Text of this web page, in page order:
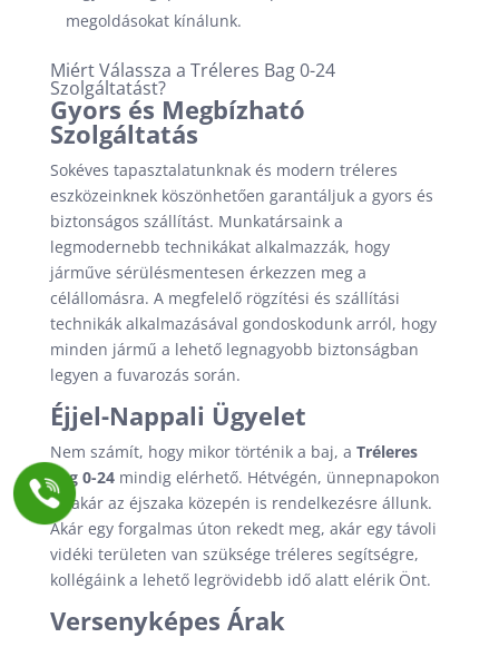
megoldásokat kínálunk.
Miért Válassza a Tréleres Bag 0-24
Szolgáltatást?
Gyors és Megbízható
Szolgáltatás
Sokéves tapasztalatunknak és modern tréleres
eszközeinknek köszönhetően garantáljuk a gyors és
biztonságos szállítást. Munkatársaink a
legmodernebb technikákat alkalmazzák, hogy
járműve sérülésmentesen érkezzen meg a
célállomásra. A megfelelő rögzítési és szállítási
technikák alkalmazásával gondoskodunk arról, hogy
minden jármű a lehető legnagyobb biztonságban
legyen a fuvarozás során.
Éjjel-Nappali Ügyelet
Nem számít, hogy mikor történik a baj, a Tréleres
Bag 0-24mindig elérhető. Hétvégén, ünnepnapokon
és akár az éjszaka közepén is rendelkezésre állunk.
Akár egy forgalmas úton rekedt meg, akár egy távoli
vidéki területen van szüksége tréleres segítségre,
kollégáink a lehető legrövidebb idő alatt elérik Önt.
Versenyképes Árak